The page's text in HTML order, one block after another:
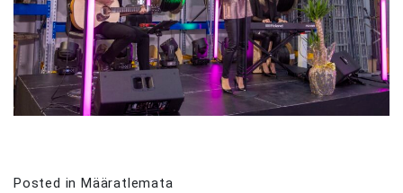
Posted in Määratlemata